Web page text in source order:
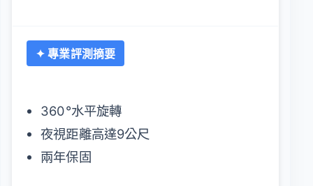
✦ 專業評測摘要
360°水平旋轉
夜視距離高達9公尺
兩年保固